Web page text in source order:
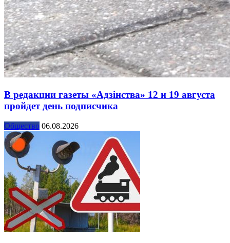
В редакции газеты «Адзінства» 12 и 19 августа
пройдет день подписчика
Общество 06.08.2026